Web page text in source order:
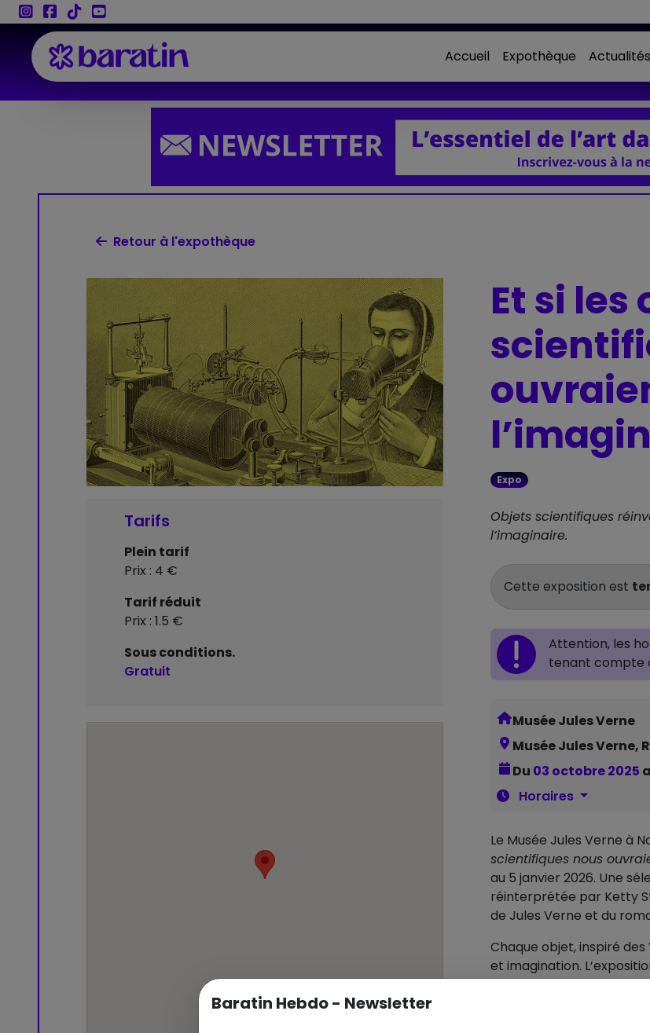
Aller au contenu
Accueil Expothèque
Retour à l'expothèque
Tarifs
Plein tarif
Prix : 4 €
Tarif réduit
Prix : 1.5 €
Sous conditions.
Gratuit
Et si les
Expo
Objets scientifiques
l’imaginaire.
Cette exposition est
Attention, les
tenant compte
Musée Jules Verne
Musée Jules Verne,
Du 03 octobre 2025
Horaires
Le Musée Jules Verne à
scientifiques nous
au 5 janvier 2026. Une
réinterprétée par Ketty
de Jules Verne et du
Chaque objet, inspiré
et imagination.
peuvent transformer
d’émerveillement.
exposition prolonge
Baratin Hebdo - Newsletter